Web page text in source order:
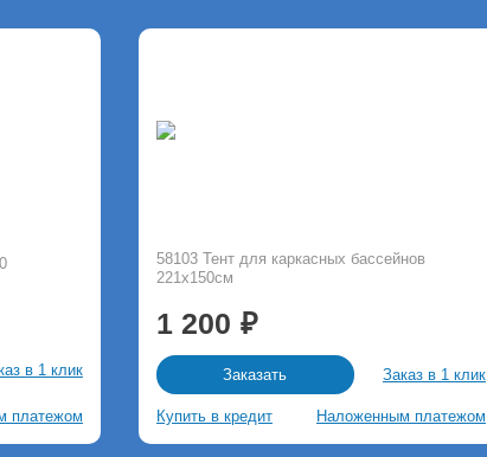
в 1 клик
платежом
58103 Тент для каркасных бассейнов
221х150см
1 200
Заказать Заказ в 1 клик
Купить в кредит Наложенным платежом